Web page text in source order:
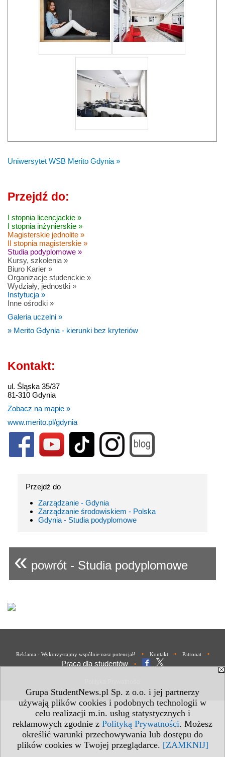
Grupa StudentNews.pl Sp. z o.o. i jej partnerzy
używają plików cookies i podobnych technologii w
celu realizacji m.in. usług statystycznych i
reklamowych zgodnie z Polityką Prywatności. Możesz
określić warunki przechowywania lub dostępu do
plików cookies w Twojej przeglądarce. [ZAMKNIJ]
Uniwersytet WSB Merito Gdynia »
Przejdź do:
I stopnia licencjackie »
I stopnia inżynierskie »
Magisterskie jednolite »
II stopnia magisterskie »
Studia podyplomowe »
Kursy, szkolenia »
Biuro Karier »
Organizacje studenckie »
Wydziały, jednostki »
Instytucja »
Inne ośrodki »
Galeria uczelni »
» Merito Gdynia - kierunki bez kryteriów
Kontakt:
ul. Śląska 35/37
81-310 Gdynia
Zobacz na mapie »
www.merito.pl/gdynia
Przejdź do
Zarządzanie - Gdynia
Zarządzanie środowiskiem - Polska
Gdynia - Studia podyplomowe
« powrót - Studia podyplomowe
Reklama - Wykorzystajmy wspólnie nasz potencjał! • Kontakt • Patronat •
Praca dla studentów •